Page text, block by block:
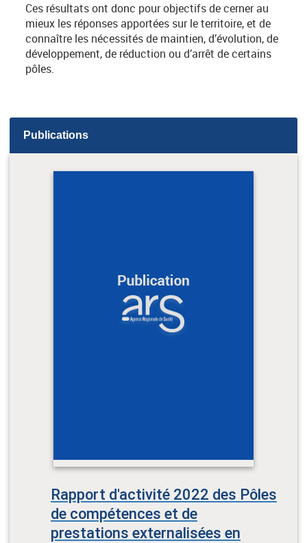
Ces résultats ont donc pour objectifs de cerner au
mieux les réponses apportées sur le territoire, et de
connaître les nécessités de maintien, d’évolution, de
développement, de réduction ou d’arrêt de certains
pôles.
Publications
Rapport d'activité 2022 des Pôles
de compétences et de
prestations externalisées en